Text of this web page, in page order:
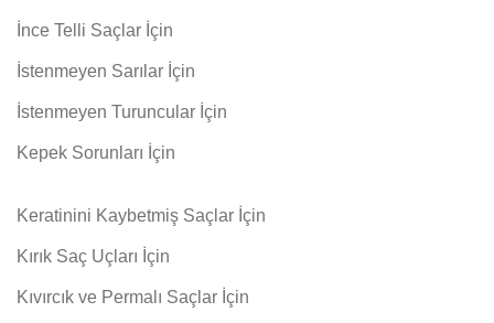
İnce Telli Saçlar İçin
İstenmeyen Sarılar İçin
İstenmeyen Turuncular İçin
Kepek Sorunları İçin
Keratinini Kaybetmiş Saçlar İçin
Kırık Saç Uçları İçin
Kıvırcık ve Permalı Saçlar İçin